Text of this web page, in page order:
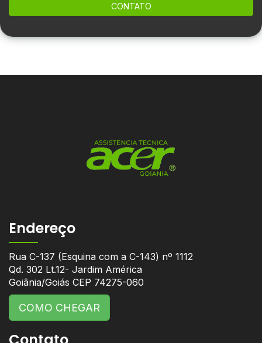
CONTATO
Endereço
Rua C-137 (Esquina com a C-143) nº 1112
Qd. 302 Lt.12- Jardim América
Goiânia/Goiás CEP 74275-060
COMO CHEGAR